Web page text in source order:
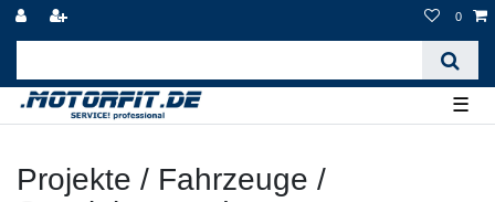
0
☰
Projekte / Fahrzeuge /